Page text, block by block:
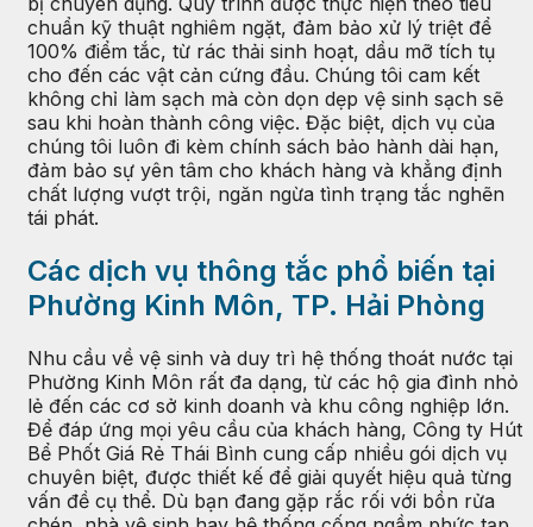
chuẩn kỹ thuật nghiêm ngặt, đảm bảo xử lý triệt để
100% điểm tắc, từ rác thải sinh hoạt, dầu mỡ tích tụ
cho đến các vật cản cứng đầu. Chúng tôi cam kết
không chỉ làm sạch mà còn dọn dẹp vệ sinh sạch sẽ
sau khi hoàn thành công việc. Đặc biệt, dịch vụ của
chúng tôi luôn đi kèm chính sách bảo hành dài hạn,
đảm bảo sự yên tâm cho khách hàng và khẳng định
chất lượng vượt trội, ngăn ngừa tình trạng tắc nghẽn
tái phát.
Các dịch vụ thông tắc phổ biến tại
Phường Kinh Môn, TP. Hải Phòng
Nhu cầu về vệ sinh và duy trì hệ thống thoát nước tại
Phường Kinh Môn rất đa dạng, từ các hộ gia đình nhỏ
lẻ đến các cơ sở kinh doanh và khu công nghiệp lớn.
Để đáp ứng mọi yêu cầu của khách hàng, Công ty Hút
Bể Phốt Giá Rẻ Thái Bình cung cấp nhiều gói dịch vụ
chuyên biệt, được thiết kế để giải quyết hiệu quả từng
vấn đề cụ thể. Dù bạn đang gặp rắc rối với bồn rửa